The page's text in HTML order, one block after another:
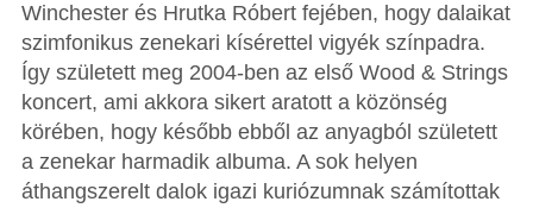
Winchester és Hrutka Róbert fejében, hogy dalaikat
szimfonikus zenekari kísérettel vigyék színpadra.
Így született meg 2004-ben az első Wood & Strings
koncert, ami akkora sikert aratott a közönség
körében, hogy később ebből az anyagból született
a zenekar harmadik albuma. A sok helyen
áthangszerelt dalok igazi kuriózumnak számítottak